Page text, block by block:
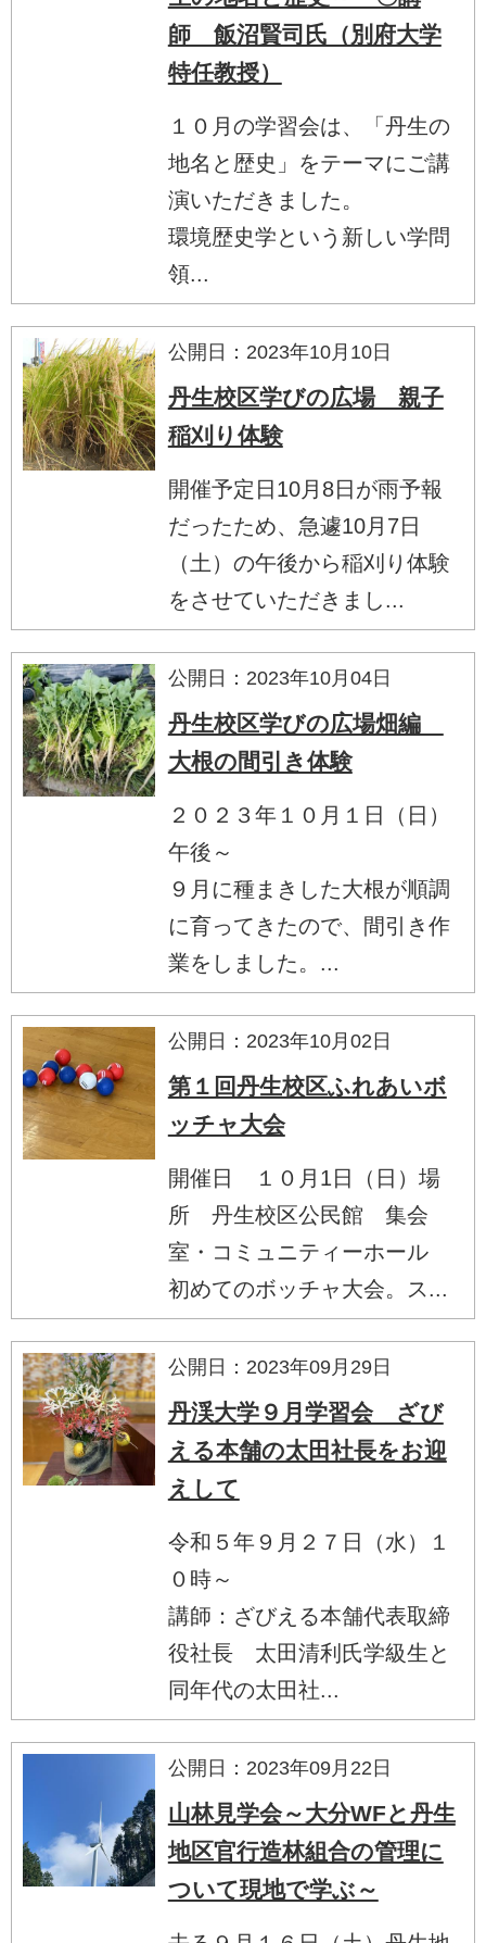
師 飯沼賢司氏（別府大学
特任教授）
１０月の学習会は、「丹生の
地名と歴史」をテーマにご講
演いただきました。
環境歴史学という新しい学問
領...
公開日：2023年10月10日
丹生校区学びの広場 親子
稲刈り体験
開催予定日10月8日が雨予報
だったため、急遽10月7日
（土）の午後から稲刈り体験
をさせていただきまし...
公開日：2023年10月04日
丹生校区学びの広場畑編
大根の間引き体験
２０２３年１０月１日（日）
午後～
９月に種まきした大根が順調
に育ってきたので、間引き作
業をしました。...
公開日：2023年10月02日
第１回丹生校区ふれあいボ
ッチャ大会
開催日 １０月1日（日）場
所 丹生校区公民館 集会
室・コミュニティーホール
初めてのボッチャ大会。ス...
公開日：2023年09月29日
丹渓大学９月学習会 ざび
える本舗の太田社長をお迎
えして
令和５年９月２７日（水）１
０時～
講師：ざびえる本舗代表取締
役社長 太田清利氏学級生と
同年代の太田社...
公開日：2023年09月22日
山林見学会～大分WFと丹生
地区官行造林組合の管理に
ついて現地で学ぶ～